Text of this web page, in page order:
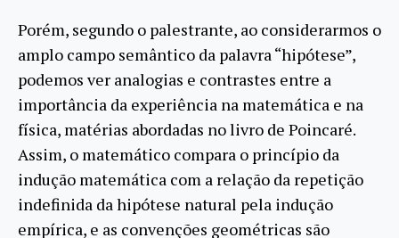
Porém, segundo o palestrante, ao considerarmos o
amplo campo semântico da palavra “hipótese”,
podemos ver analogias e contrastes entre a
importância da experiência na matemática e na
física, matérias abordadas no livro de Poincaré.
Assim, o matemático compara o princípio da
indução matemática com a relação da repetição
indefinida da hipótese natural pela indução
empírica, e as convenções geométricas são